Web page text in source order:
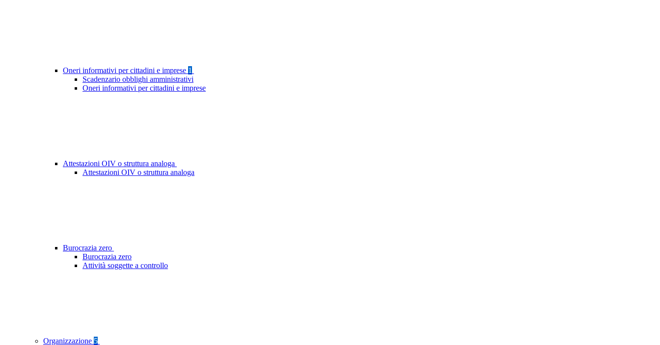
Oneri informativi per cittadini e imprese 1
Scadenzario obblighi amministrativi
Oneri informativi per cittadini e imprese
Attestazioni OIV o struttura analoga
Attestazioni OIV o struttura analoga
Burocrazia zero
Burocrazia zero
Attività soggette a controllo
Organizzazione 5